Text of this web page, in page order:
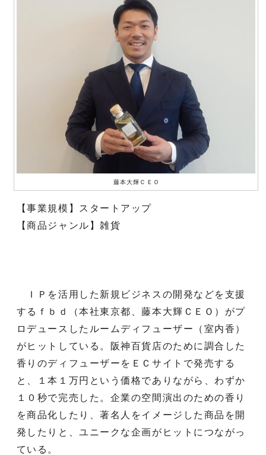
藤本大輝ＣＥＯ
【事業規模】スタートアップ
【商品ジャンル】雑貨
ＩＰを活用した新規ビジネスの開発などを支援
するｆｂｄ（本社東京都、藤本大輝ＣＥＯ）がプ
ロデュースしたルームディフューザー（室内香）
がヒットしている。阪神百貨店のために調合した
香りのディフューザーをＥＣサイトで発売する
と、１本１万円という価格でありながら、わずか
１０秒で完売した。企業の空間演出のための香り
を商品化したり、著名人をイメージした商品を開
発したりと、ユニークな企画がヒットにつながっ
ている。